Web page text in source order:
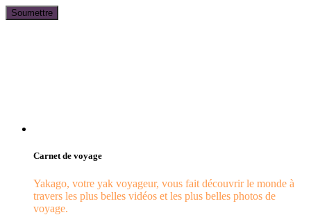
Carnet de voyage
Yakago, votre yak voyageur, vous fait découvrir le monde à
travers les plus belles vidéos et les plus belles photos de
voyage.